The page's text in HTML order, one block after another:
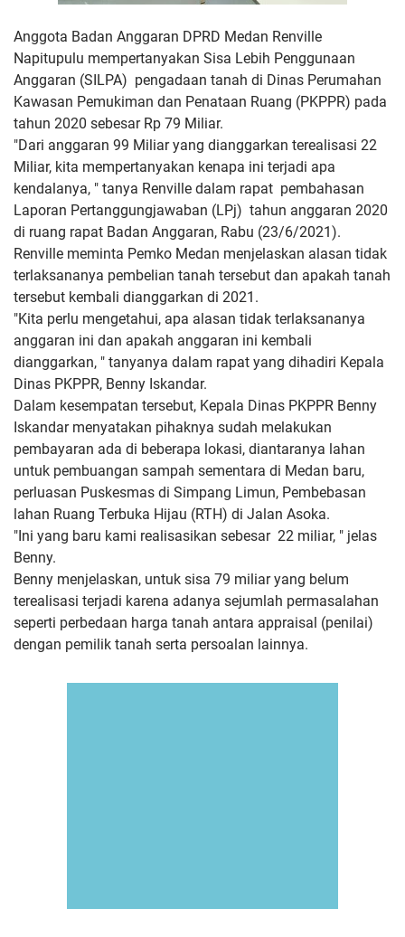
Anggota Badan Anggaran DPRD Medan Renville
Napitupulu mempertanyakan Sisa Lebih Penggunaan
Anggaran (SILPA) pengadaan tanah di Dinas Perumahan
Kawasan Pemukiman dan Penataan Ruang (PKPPR) pada
tahun 2020 sebesar Rp 79 Miliar.
"Dari anggaran 99 Miliar yang dianggarkan terealisasi 22
Miliar, kita mempertanyakan kenapa ini terjadi apa
kendalanya, " tanya Renville dalam rapat pembahasan
Laporan Pertanggungjawaban (LPj) tahun anggaran 2020
di ruang rapat Badan Anggaran, Rabu (23/6/2021).
Renville meminta Pemko Medan menjelaskan alasan tidak
terlaksananya pembelian tanah tersebut dan apakah tanah
tersebut kembali dianggarkan di 2021.
"Kita perlu mengetahui, apa alasan tidak terlaksananya
anggaran ini dan apakah anggaran ini kembali
dianggarkan, " tanyanya dalam rapat yang dihadiri Kepala
Dinas PKPPR, Benny Iskandar.
Dalam kesempatan tersebut, Kepala Dinas PKPPR Benny
Iskandar menyatakan pihaknya sudah melakukan
pembayaran ada di beberapa lokasi, diantaranya lahan
untuk pembuangan sampah sementara di Medan baru,
perluasan Puskesmas di Simpang Limun, Pembebasan
lahan Ruang Terbuka Hijau (RTH) di Jalan Asoka.
"Ini yang baru kami realisasikan sebesar 22 miliar, " jelas
Benny.
Benny menjelaskan, untuk sisa 79 miliar yang belum
terealisasi terjadi karena adanya sejumlah permasalahan
seperti perbedaan harga tanah antara appraisal (penilai)
dengan pemilik tanah serta persoalan lainnya.